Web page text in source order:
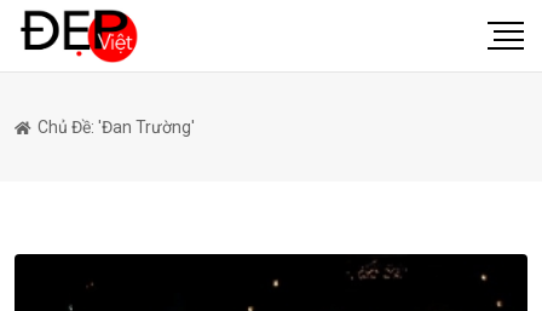
Chủ Đề: 'Đan Trường'